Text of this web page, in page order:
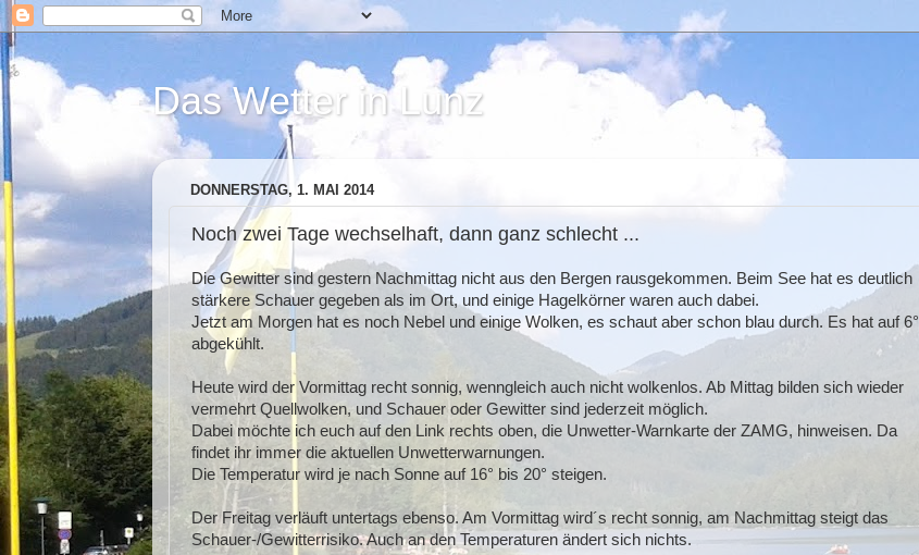
Das Wetter in Lunz
DONNERSTAG, 1. MAI 2014
Noch zwei Tage wechselhaft, dann ganz schlecht ...
Die Gewitter sind gestern Nachmittag nicht aus den Bergen rausgekommen. Beim See hat es deutlich
stärkere Schauer gegeben als im Ort, und einige Hagelkörner waren auch dabei.
Jetzt am Morgen hat es noch Nebel und einige Wolken, es schaut aber schon blau durch. Es hat auf 6°
abgekühlt.
Heute wird der Vormittag recht sonnig, wenngleich auch nicht wolkenlos. Ab Mittag bilden sich wieder
vermehrt Quellwolken, und Schauer oder Gewitter sind jederzeit möglich.
Dabei möchte ich euch auf den Link rechts oben, die Unwetter-Warnkarte der ZAMG, hinweisen. Da
findet ihr immer die aktuellen Unwetterwarnungen.
Die Temperatur wird je nach Sonne auf 16° bis 20° steigen.
Der Freitag verläuft untertags ebenso. Am Vormittag wird´s recht sonnig, am Nachmittag steigt das
Schauer-/Gewitterrisiko. Auch an den Temperaturen ändert sich nichts.